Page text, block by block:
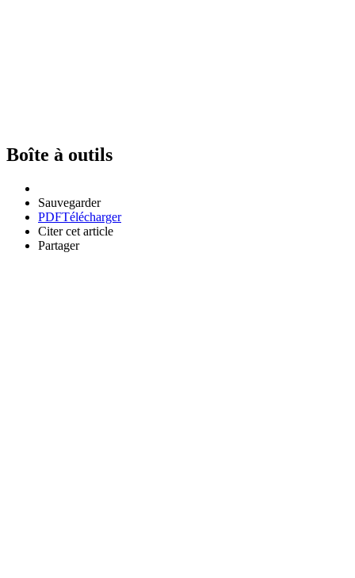
Boîte à outils
Sauvegarder
PDFTélécharger
Citer cet article
Partager